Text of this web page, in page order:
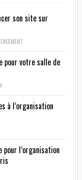
son site sur
pour votre salle de
à l’organisation
pour l’organisation